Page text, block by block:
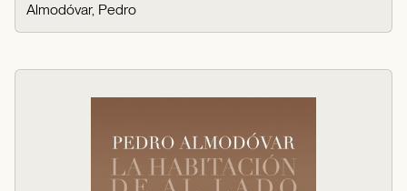
Almodóvar, Pedro